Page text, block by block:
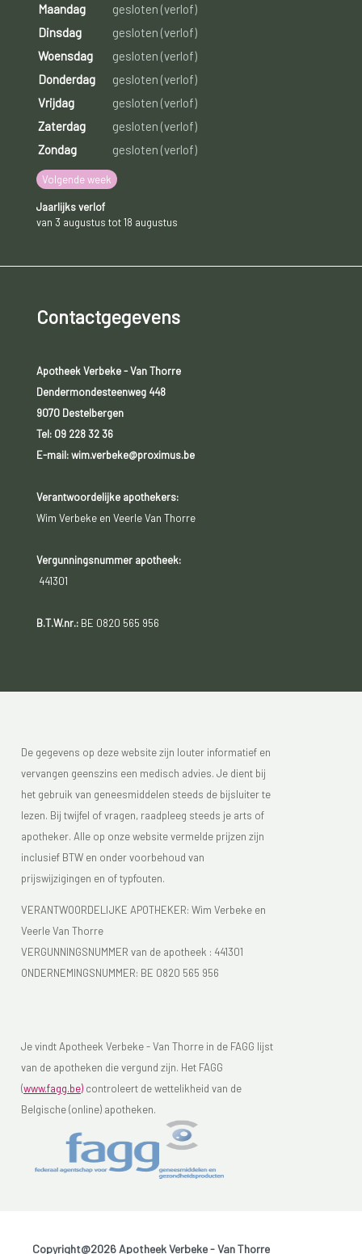
Maandag
gesloten (verlof)
Dinsdag
gesloten (verlof)
Woensdag
gesloten (verlof)
Donderdag
gesloten (verlof)
Vrijdag
gesloten (verlof)
Zaterdag
gesloten (verlof)
Zondag
gesloten (verlof)
Volgende week
Jaarlijks verlof
van 3 augustus tot 18 augustus
Contactgegevens
Apotheek Verbeke - Van Thorre
Dendermondesteenweg 448
9070 Destelbergen
Tel: 09 228 32 36
E-mail: wim.verbeke@proximus.be
Verantwoordelijke apothekers:
Wim Verbeke en Veerle Van Thorre
Vergunningsnummer apotheek:
441301
B.T.W.nr.:BE 0820 565 956
De gegevens op deze website zijn louter informatief en
vervangen geenszins een medisch advies. Je dient bij
het gebruik van geneesmiddelen steeds de bijsluiter te
lezen. Bij twijfel of vragen, raadpleeg steeds je arts of
apotheker. Alle op onze website vermelde prijzen zijn
inclusief BTW en onder voorbehoud van
prijswijzigingen en of typfouten.
VERANTWOORDELIJKE APOTHEKER: Wim Verbeke en
Veerle Van Thorre
VERGUNNINGSNUMMER van de apotheek : 441301
ONDERNEMINGSNUMMER: BE 0820 565 956
Je vindt Apotheek Verbeke - Van Thorre in de FAGG lijst
van de apotheken die vergund zijn. Het FAGG
(www.fagg.be) controleert de wettelikheid van de
Belgische (online) apotheken.
Copyright@2026 Apotheek Verbeke - Van Thorre